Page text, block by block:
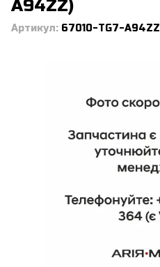
A94ZZ)
Артикул: 67010-TG7-A94ZZ